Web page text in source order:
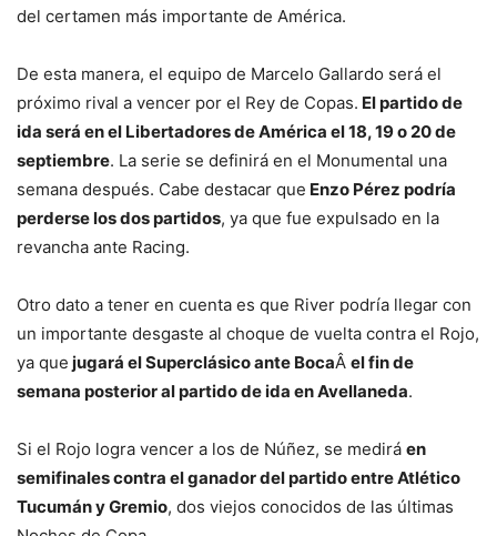
del certamen más importante de América.
De esta manera, el equipo de Marcelo Gallardo será el
próximo rival a vencer por el Rey de Copas. El partido de
ida será en el Libertadores de América el 18, 19 o 20 de
septiembre. La serie se definirá en el Monumental una
semana después. Cabe destacar que Enzo Pérez podría
perderse los dos partidos, ya que fue expulsado en la
revancha ante Racing.
Otro dato a tener en cuenta es que River podría llegar con
un importante desgaste al choque de vuelta contra el Rojo,
ya que jugará el Superclásico ante BocaÂ el fin de
semana posterior al partido de ida en Avellaneda.
Si el Rojo logra vencer a los de Núñez, se medirá en
semifinales contra el ganador del partido entre Atlético
Tucumán y Gremio, dos viejos conocidos de las últimas